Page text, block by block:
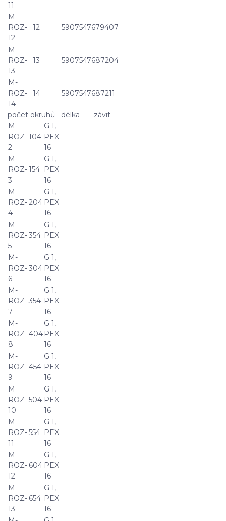
11
M-
ROZ-
12
12 5907547679407
M-
ROZ-
13
13 5907547687204
M-
ROZ-
14
14 5907547687211
počet okruhů délka závit
M-
ROZ-
2
104
G 1,
PEX
16
M-
ROZ-
3
154
G 1,
PEX
16
M-
ROZ-
4
204
G 1,
PEX
16
M-
ROZ-
5
354
G 1,
PEX
16
M-
ROZ-
6
304
G 1,
PEX
16
M-
ROZ-
7
354
G 1,
PEX
16
M-
ROZ-
8
404
G 1,
PEX
16
M-
ROZ-
9
454
G 1,
PEX
16
M-
ROZ-
10
504
G 1,
PEX
16
M-
ROZ-
11
554
G 1,
PEX
16
M-
ROZ-
12
604
G 1,
PEX
16
M-
ROZ-
13
654
G 1,
PEX
16